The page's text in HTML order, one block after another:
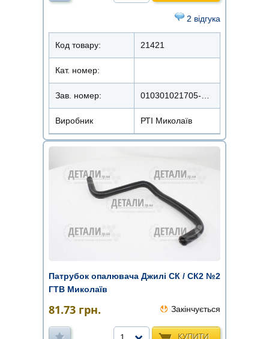
2 відгука
Код товару: 21421
Кат. номер:
Зав. номер:
Виробник РТІ Миколаїв
Патрубок опалювача Джилі СК / СК2 №2
ГТВ Миколаїв
81.73 грн. Закінчується
КУПИТИ